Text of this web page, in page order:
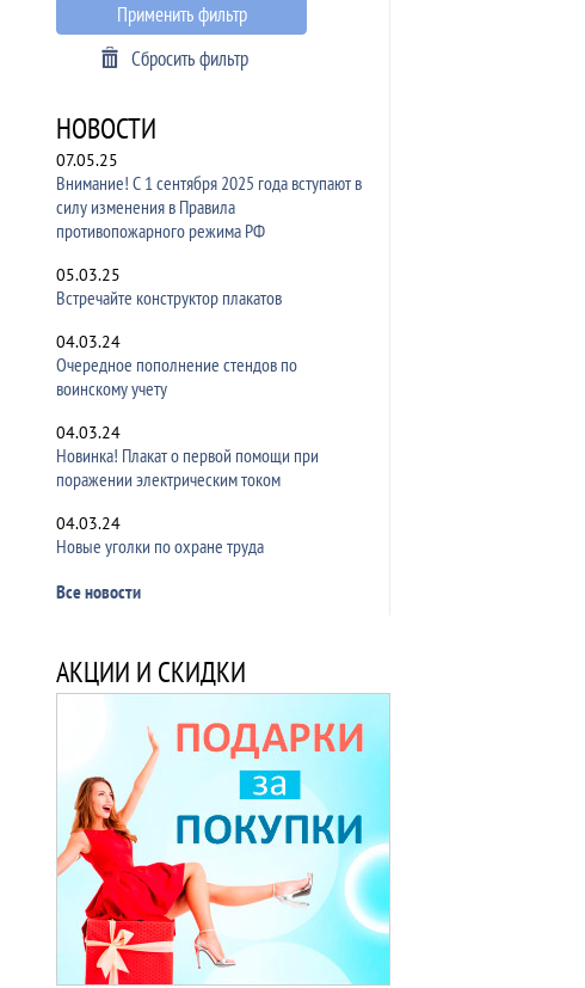
Применить фильтр
Сбросить фильтр
НОВОСТИ
07.05.25
Внимание! С 1 сентября 2025 года вступают в
силу изменения в Правила
противопожарного режима РФ
05.03.25
Встречайте конструктор плакатов
04.03.24
Очередное пополнение стендов по
воинскому учету
04.03.24
Новинка! Плакат о первой помощи при
поражении электрическим током
04.03.24
Новые уголки по охране труда
Все новости
АКЦИИ И СКИДКИ